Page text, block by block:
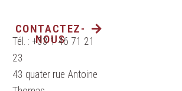
CONTACTEZ-
NOUS
Tél. : +33 1 46 71 21
23
43 quater rue Antoine